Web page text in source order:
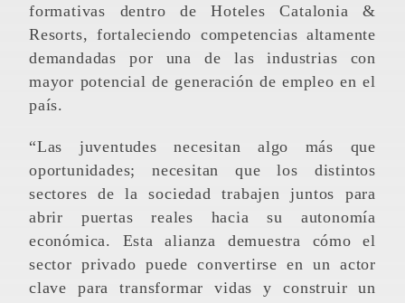
formativas dentro de Hoteles Catalonia &
Resorts, fortaleciendo competencias altamente
demandadas por una de las industrias con
mayor potencial de generación de empleo en el
país.
“Las juventudes necesitan algo más que
oportunidades; necesitan que los distintos
sectores de la sociedad trabajen juntos para
abrir puertas reales hacia su autonomía
económica. Esta alianza demuestra cómo el
sector privado puede convertirse en un actor
clave para transformar vidas y construir un